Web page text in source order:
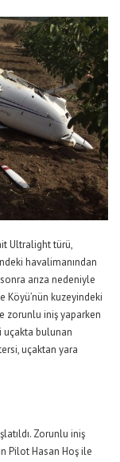
Ultralight türü,
havalimanından
arıza nedeniyle
Köyü’nün kuzeyindeki
zorunlu iniş yaparken
uçakta bulunan
uçaktan yara
Zorunlu iniş
Pilot Hasan Hoş ile